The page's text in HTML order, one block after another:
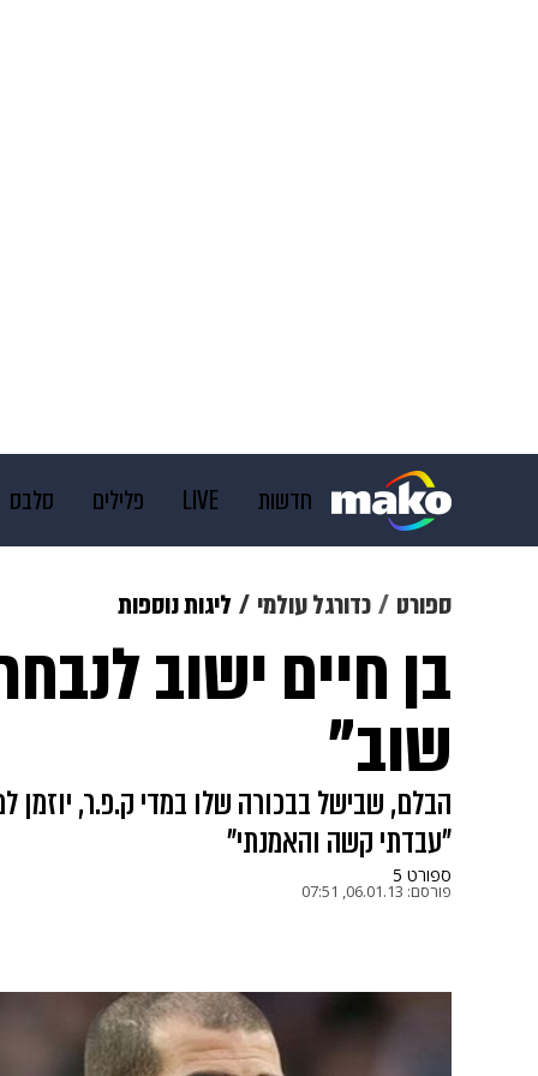
חדשות LIVE פלילים סלבס
תרבות צבא וביטחון
גאווה ויוה משפט תשעה
ספורט כדורגל עולמי ליגות נוספות
בן חיים ישוב
שוב"
הבלם, שבישל בבכורה שלו במדי ק.פ.ר, יוזמן
"עבדתי קשה והאמנתי"
ספורט 5
פורסם: 06.01.13, 07:51